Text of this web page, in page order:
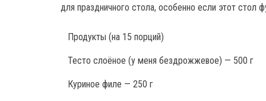
для праздничного стола, особенно если этот стол
Продукты (на 15 порций)
Тесто слоёное (у меня бездрожжевое) — 500 г
Куриное филе — 250 г